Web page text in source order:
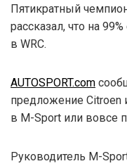
Пятикратный
рассказал, что на
в WRC.
AUTOSPORT.com
предложение Citroen
в M-Sport или вовсе
Руководитель M-